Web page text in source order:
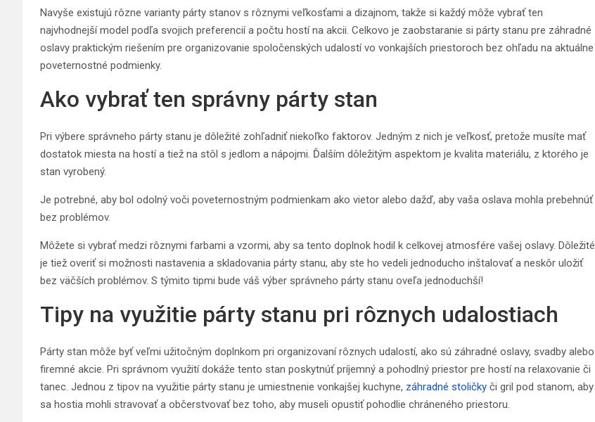
Navyše existujú rôzne varianty párty stanov s rôznymi veľkosťami a dizajnom, takže si každý môže vybrať ten
najvhodnejší model podľa svojich preferencií a počtu hostí na akcii. Celkovo je zaobstaranie si párty stanu pre záhradné
oslavy praktickým riešením pre organizovanie spoločenských udalostí vo vonkajších priestoroch bez ohľadu na aktuálne
poveternostné podmienky.
Ako vybrať ten správny párty stan
Pri výbere správneho párty stanu je dôležité zohľadniť niekoľko faktorov. Jedným z nich je veľkosť, pretože musíte mať
dostatok miesta na hostí a tiež na stôl s jedlom a nápojmi. Ďalším dôležitým aspektom je kvalita materiálu, z ktorého je
stan vyrobený.
Je potrebné, aby bol odolný voči poveternostným podmienkam ako vietor alebo dažď, aby vaša oslava mohla prebehnúť
bez problémov.
Môžete si vybrať medzi rôznymi farbami a vzormi, aby sa tento doplnok hodil k celkovej atmosfére vašej oslavy. Dôležité
je tiež overiť si možnosti nastavenia a skladovania párty stanu, aby ste ho vedeli jednoducho inštalovať a neskôr uložiť
bez väčších problémov. S týmito tipmi bude váš výber správneho párty stanu oveľa jednoduchší!
Tipy na využitie párty stanu pri rôznych udalostiach
Párty stan môže byť veľmi užitočným doplnkom pri organizovaní rôznych udalostí, ako sú záhradné oslavy, svadby alebo
firemné akcie. Pri správnom využití dokáže tento stan poskytnúť príjemný a pohodlný priestor pre hostí na relaxovanie či
tanec. Jednou z tipov na využitie párty stanu je umiestnenie vonkajšej kuchyne, záhradné stoličky či gril pod stanom, aby
sa hostia mohli stravovať a občerstvovať bez toho, aby museli opustiť pohodlie chráneného priestoru.